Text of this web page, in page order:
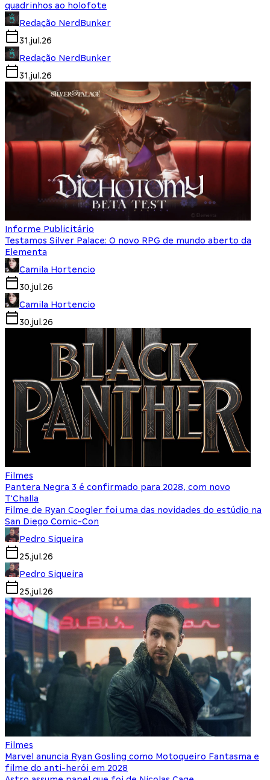
quadrinhos ao holofote
Redação NerdBunker
31.jul.26
Redação NerdBunker
31.jul.26
Informe Publicitário
Testamos Silver Palace: O novo RPG de mundo aberto da
Elementa
Camila Hortencio
30.jul.26
Camila Hortencio
30.jul.26
Filmes
Pantera Negra 3 é confirmado para 2028, com novo
T'Challa
Filme de Ryan Coogler foi uma das novidades do estúdio na
San Diego Comic-Con
Pedro Siqueira
25.jul.26
Pedro Siqueira
25.jul.26
Filmes
Marvel anuncia Ryan Gosling como Motoqueiro Fantasma e
filme do anti-herói em 2028